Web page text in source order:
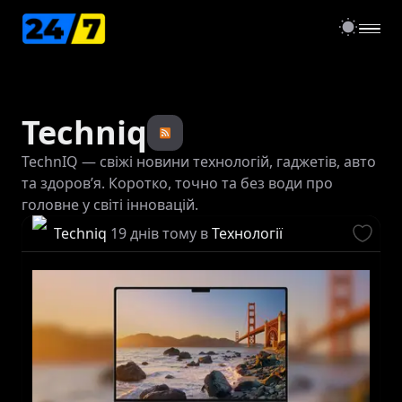
Techniq
TechnIQ — свіжі новини технологій, гаджетів, авто
та здоров’я. Коротко, точно та без води про
головне у світі інновацій.
Techniq 19 днів тому вТехнології